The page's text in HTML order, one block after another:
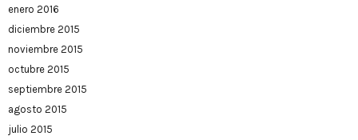
enero 2016
diciembre 2015
noviembre 2015
octubre 2015
septiembre 2015
agosto 2015
julio 2015